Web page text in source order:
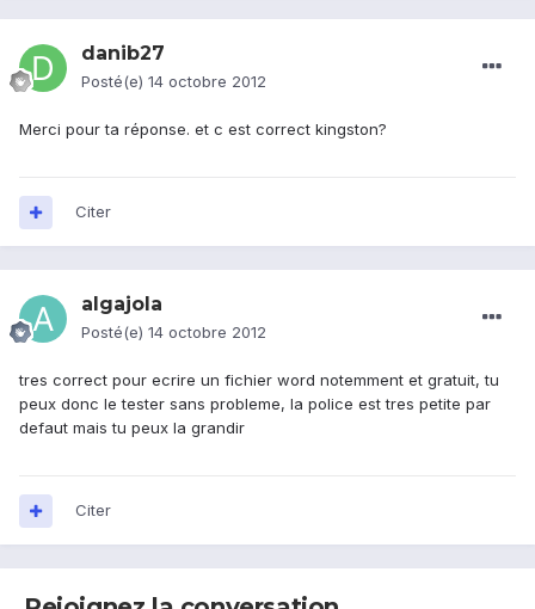
danib27
Posté(e) 14 octobre 2012
Merci pour ta réponse. et c est correct kingston?
Citer
algajola
Posté(e) 14 octobre 2012
tres correct pour ecrire un fichier word notemment et gratuit, tu
peux donc le tester sans probleme, la police est tres petite par
defaut mais tu peux la grandir
Citer